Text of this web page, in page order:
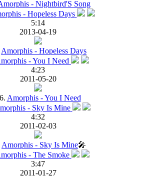
- Nightbird'S Song
5:14
2013-04-19
Amorphis - Hopeless Days
4:23
2011-05-20
Amorphis - You I Need
4:32
2011-02-03
Amorphis - Sky Is Mine🎤
3:47
2011-01-27